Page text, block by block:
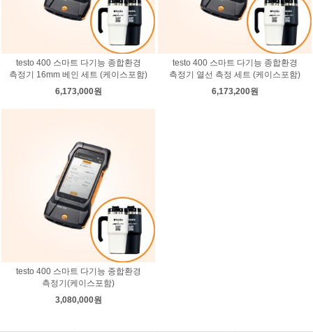
testo 400 스마트 다기능 종합환경
측정기 16mm 베인 세트 (케이스포함)
6,173,000원
testo 400 스마트 다기능 종합환경
측정기 열선 측정 세트 (케이스포함)
6,173,200원
testo 400 스마트 다기능 종합환경
측정기(케이스포함)
3,080,000원